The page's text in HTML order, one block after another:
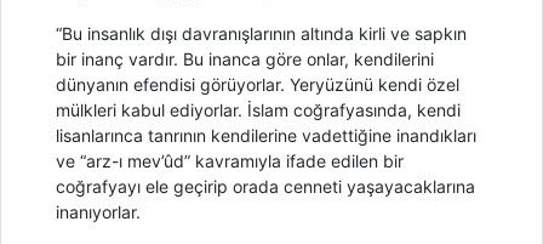
“Bu insanlık dışı davranışlarının altında kirli ve sapkın
bir inanç vardır. Bu inanca göre onlar, kendilerini
dünyanın efendisi görüyorlar. Yeryüzünü kendi özel
mülkleri kabul ediyorlar. İslam coğrafyasında, kendi
lisanlarınca tanrının kendilerine vadettiğine inandıkları
ve “arz-ı mev’ûd” kavramıyla ifade edilen bir
coğrafyayı ele geçirip orada cenneti yaşayacaklarına
inanıyorlar.